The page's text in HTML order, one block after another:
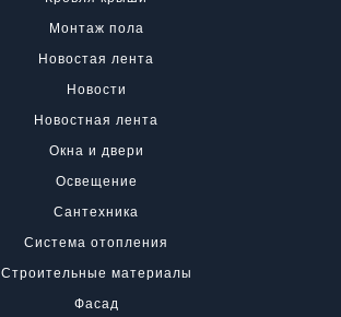
Монтаж пола
Новостая лента
Новости
Новостная лента
Окна и двери
Освещение
Сантехника
Система отопления
Строительные материалы
Фасад